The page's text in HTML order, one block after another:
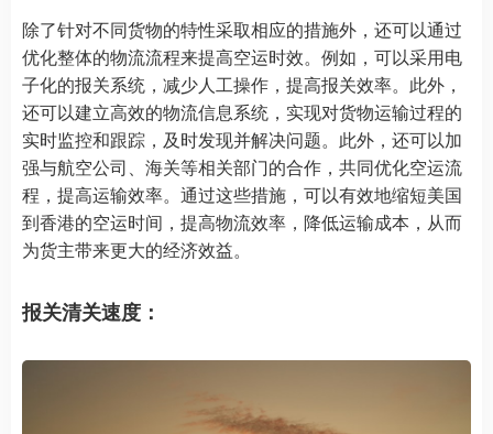
除了针对不同货物的特性采取相应的措施外，还可以通过
优化整体的物流流程来提高空运时效。例如，可以采用电
子化的报关系统，减少人工操作，提高报关效率。此外，
还可以建立高效的物流信息系统，实现对货物运输过程的
实时监控和跟踪，及时发现并解决问题。此外，还可以加
强与航空公司、海关等相关部门的合作，共同优化空运流
程，提高运输效率。通过这些措施，可以有效地缩短美国
到香港的空运时间，提高物流效率，降低运输成本，从而
为货主带来更大的经济效益。
报关清关速度：